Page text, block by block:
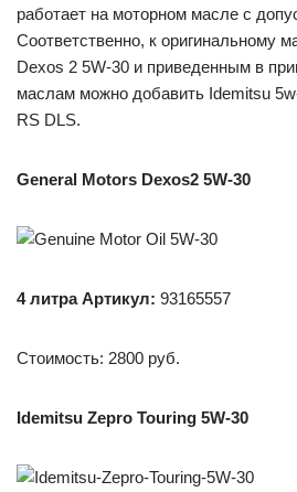
работает на моторном масле с
Соответственно, к оригинальному
Dexos 2 5W-30 и приведенным в
маслам можно добавить Idemitsu
RS DLS.
General Motors Dexos2 5W-30
4 литра Артикул: 93165557
Стоимость: 2800 руб.
Idemitsu Zepro Touring 5W-30